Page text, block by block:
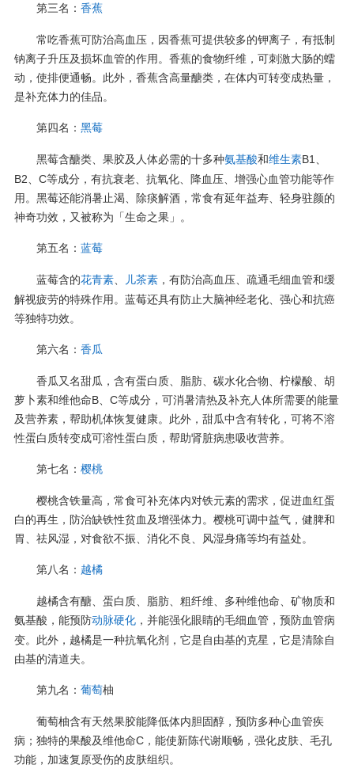
第三名： 香蕉
常吃香蕉可防治高血压，因香蕉可提供较多的钾离子，有抵制
钠离子升压及损坏血管的作用。香蕉的食物纤维，可刺激大肠的蠕
动，使排便通畅。此外，香蕉含高量醣类，在体内可转变成热量，
是补充体力的佳品。
第四名： 黑莓
黑莓含醣类、果胶及人体必需的十多种氨基酸和维生素B1、
B2、C等成分，有抗衰老、抗氧化、降血压、增强心血管功能等作
用。黑莓还能消暑止渴、除痰解酒，常食有延年益寿、轻身驻颜的
神奇功效，又被称为「生命之果」。
第五名： 蓝莓
蓝莓含的花青素、 儿茶素，有防治高血压、疏通毛细血管和缓
解视疲劳的特殊作用。蓝莓还具有防止大脑神经老化、强心和抗癌
等独特功效。
第六名： 香瓜
香瓜又名甜瓜，含有蛋白质、脂肪、碳水化合物、柠檬酸、胡
萝卜素和维他命B、C等成分，可消暑清热及补充人体所需要的能量
及营养素，帮助机体恢复健康。此外，甜瓜中含有转化，可将不溶
性蛋白质转变成可溶性蛋白质，帮助肾脏病患吸收营养。
第七名： 樱桃
樱桃含铁量高，常食可补充体内对铁元素的需求，促进血红蛋
白的再生，防治缺铁性贫血及增强体力。樱桃可调中益气，健脾和
胃、祛风湿，对食欲不振、消化不良、风湿身痛等均有益处。
第八名： 越橘
越橘含有醣、蛋白质、脂肪、粗纤维、多种维他命、矿物质和
氨基酸，能预防动脉硬化，并能强化眼睛的毛细血管，预防血管病
变。此外，越橘是一种抗氧化剂，它是自由基的克星，它是清除自
由基的清道夫。
第九名： 葡萄柚
葡萄柚含有天然果胶能降低体内胆固醇，预防多种心血管疾
病；独特的果酸及维他命C，能使新陈代谢顺畅，强化皮肤、毛孔
功能，加速复原受伤的皮肤组织。